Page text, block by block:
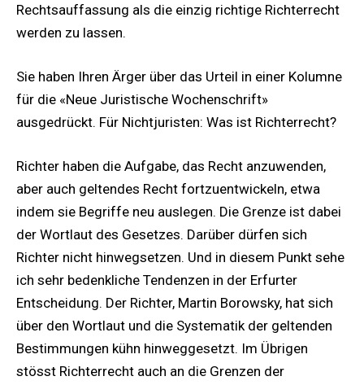
Rechtsauffassung als die einzig richtige Richterrecht
werden zu lassen.
Sie haben Ihren Ärger über das Urteil in einer Kolumne
für die «Neue Juristische Wochenschrift»
ausgedrückt. Für Nichtjuristen: Was ist Richterrecht?
Richter haben die Aufgabe, das Recht anzuwenden,
aber auch geltendes Recht fortzuentwickeln, etwa
indem sie Begriffe neu auslegen. Die Grenze ist dabei
der Wortlaut des Gesetzes. Darüber dürfen sich
Richter nicht hinwegsetzen. Und in diesem Punkt sehe
ich sehr bedenkliche Tendenzen in der Erfurter
Entscheidung. Der Richter, Martin Borowsky, hat sich
über den Wortlaut und die Systematik der geltenden
Bestimmungen kühn hinweggesetzt. Im Übrigen
stösst Richterrecht auch an die Grenzen der